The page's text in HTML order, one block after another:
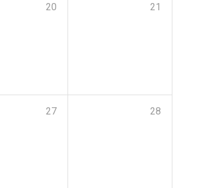
20 21
27 28